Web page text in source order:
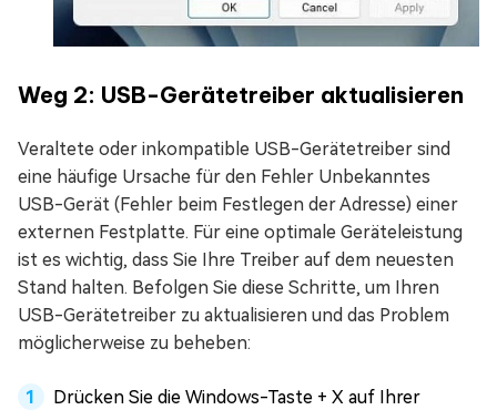
Weg 2: USB-Gerätetreiber aktualisieren
Veraltete oder inkompatible USB-Gerätetreiber sind
eine häufige Ursache für den Fehler Unbekanntes
USB-Gerät (Fehler beim Festlegen der Adresse) einer
externen Festplatte. Für eine optimale Geräteleistung
ist es wichtig, dass Sie Ihre Treiber auf dem neuesten
Stand halten. Befolgen Sie diese Schritte, um Ihren
USB-Gerätetreiber zu aktualisieren und das Problem
möglicherweise zu beheben:
Drücken Sie die Windows-Taste + X auf Ihrer